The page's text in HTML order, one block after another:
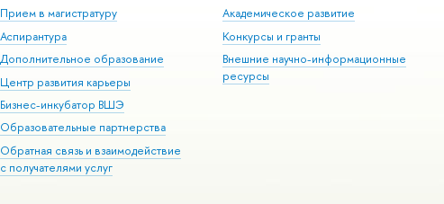
Прием в магистратуру
Аспирантура
Дополнительное образование
Центр развития карьеры
Бизнес-инкубатор ВШЭ
Образовательные партнерства
Обратная связь и взаимодействие
с получателями услуг
Академическое развитие
Конкурсы и гранты
Внешние научно-информационные
ресурсы